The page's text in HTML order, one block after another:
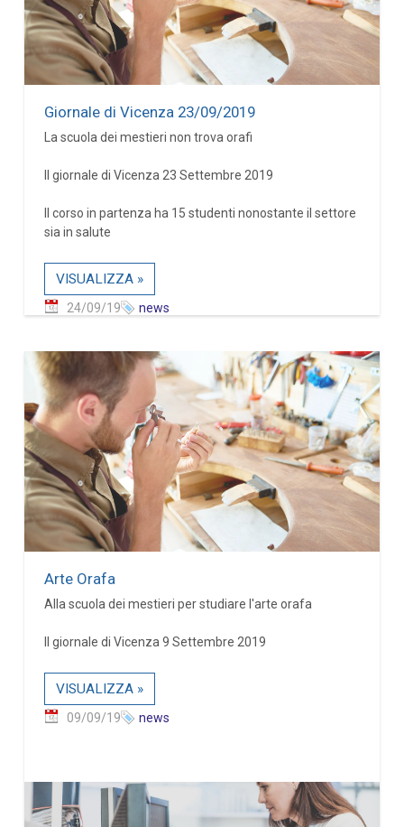
Giornale di Vicenza 23/09/2019
La scuola dei mestieri non trova orafi
Il giornale di Vicenza 23 Settembre 2019
Il corso in partenza ha 15 studenti nonostante il settore
sia in salute
VISUALIZZA »
24/09/19 news
Arte Orafa
Alla scuola dei mestieri per studiare l'arte orafa
Il giornale di Vicenza 9 Settembre 2019
VISUALIZZA »
09/09/19 news